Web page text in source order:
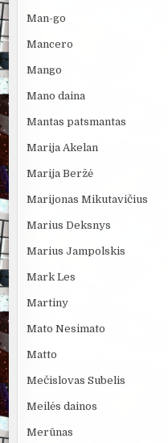
Man-go
Mancero
Mango
Mano daina
Mantas patsmantas
Marija Akelan
Marija Beržė
Marijonas Mikutavičius
Marius Deksnys
Marius Jampolskis
Mark Les
Martiny
Mato Nesimato
Matto
Mečislovas Subelis
Meilės dainos
Merūnas